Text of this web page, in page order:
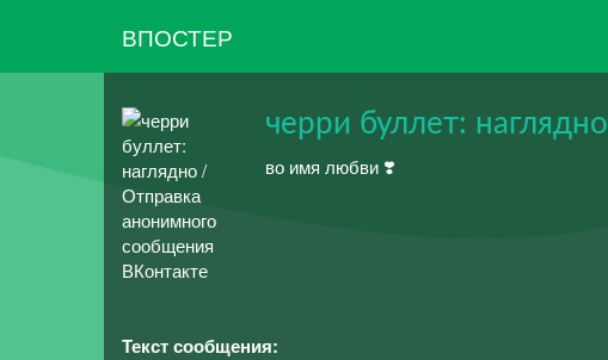
ВПОСТЕР
черри буллет: наглядно
во имя любви ❣️
Текст сообщения: